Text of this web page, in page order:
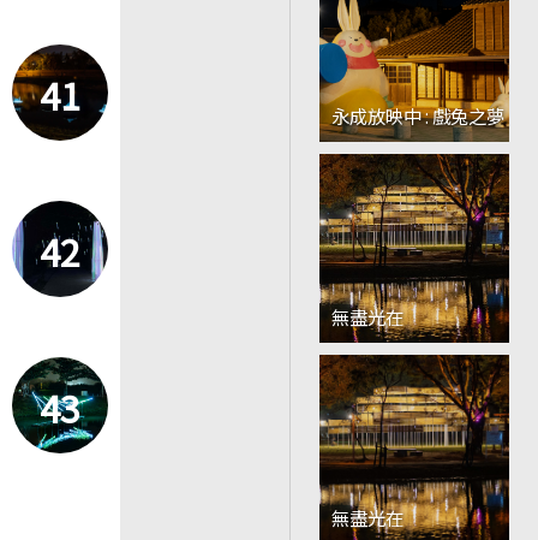
41
42
43
永成放映中 : 戲兔之夢
無盡光在
無盡光在